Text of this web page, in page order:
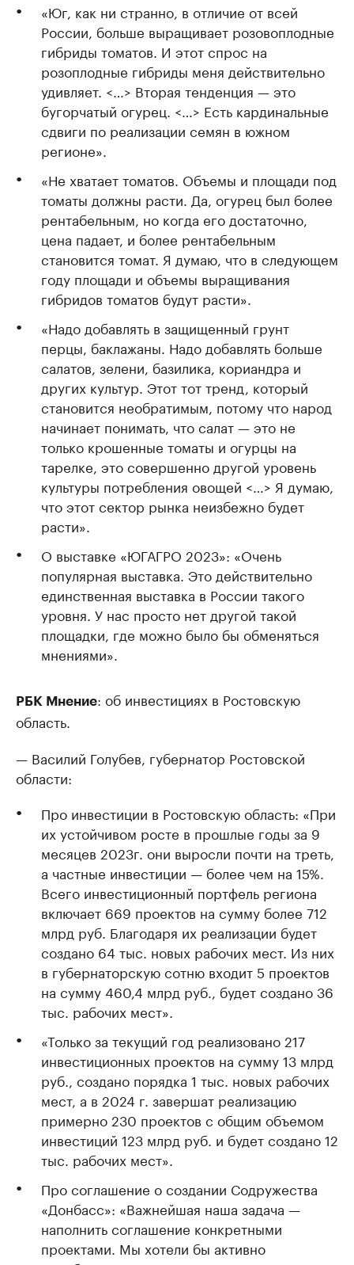
«Юг, как ни странно, в отличие от всей
России, больше выращивает розовоплодные
гибриды томатов. И этот спрос на
розоплодные гибриды меня действительно
удивляет. <…> Вторая тенденция — это
бугорчатый огурец. <…> Есть кардинальные
сдвиги по реализации семян в южном
регионе».
«Не хватает томатов. Объемы и площади под
томаты должны расти. Да, огурец был более
рентабельным, но когда его достаточно,
цена падает, и более рентабельным
становится томат. Я думаю, что в следующем
году площади и объемы выращивания
гибридов томатов будут расти».
«Надо добавлять в защищенный грунт
перцы, баклажаны. Надо добавлять больше
салатов, зелени, базилика, кориандра и
других культур. Этот тот тренд, который
становится необратимым, потому что народ
начинает понимать, что салат — это не
только крошенные томаты и огурцы на
тарелке, это совершенно другой уровень
культуры потребления овощей <…> Я думаю,
что этот сектор рынка неизбежно будет
расти».
О выставке «ЮГАГРО 2023»: «Очень
популярная выставка. Это действительно
единственная выставка в России такого
уровня. У нас просто нет другой такой
площадки, где можно было бы обменяться
мнениями».
РБК Мнение: об инвестициях в Ростовскую
область.
— Василий Голубев, губернатор Ростовской
области:
Про инвестиции в Ростовскую область: «При
их устойчивом росте в прошлые годы за 9
месяцев 2023г. они выросли почти на треть,
а частные инвестиции — более чем на 15%.
Всего инвестиционный портфель региона
включает 669 проектов на сумму более 712
млрд руб. Благодаря их реализации будет
создано 64 тыс. новых рабочих мест. Из них
в губернаторскую сотню входит 5 проектов
на сумму 460,4 млрд руб., будет создано 36
тыс. рабочих мест».
«Только за текущий год реализовано 217
инвестиционных проектов на сумму 13 млрд
руб., создано порядка 1 тыс. новых рабочих
мест, а в 2024 г. завершат реализацию
примерно 230 проектов с общим объемом
инвестиций 123 млрд руб. и будет создано 12
тыс. рабочих мест».
Про соглашение о создании Содружества
«Донбасс»: «Важнейшая наша задача —
наполнить соглашение конкретными
проектами. Мы хотели бы активно